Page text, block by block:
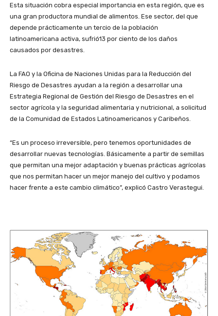
Esta situación cobra especial importancia en esta región, que es
una gran productora mundial de alimentos. Ese sector, del que
depende prácticamente un tercio de la población
latinoamericana activa, sufrió13 por ciento de los daños
causados por desastres.
La FAO y la Oficina de Naciones Unidas para la Reducción del
Riesgo de Desastres ayudan a la región a desarrollar una
Estrategia Regional de Gestión del Riesgo de Desastres en el
sector agrícola y la seguridad alimentaria y nutricional, a solicitud
de la Comunidad de Estados Latinoamericanos y Caribeños.
“Es un proceso irreversible, pero tenemos oportunidades de
desarrollar nuevas tecnologías. Básicamente a partir de semillas
que permitan una mejor adaptación y buenas prácticas agrícolas
que nos permitan hacer un mejor manejo del cultivo y podamos
hacer frente a este cambio climático”, explicó Castro Verastegui.